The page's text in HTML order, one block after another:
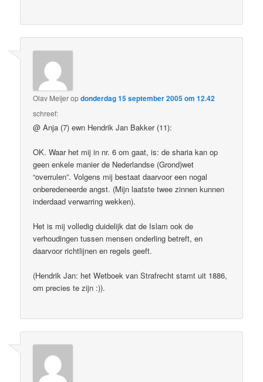
Olav Meijeropdonderdag 15 september 2005 om 12.42
schreef:
@ Anja (7) ewn Hendrik Jan Bakker (11):
OK. Waar het mij in nr. 6 om gaat, is: de sharia kan op
geen enkele manier de Nederlandse (Grond)wet
“overrulen”. Volgens mij bestaat daarvoor een nogal
onberedeneerde angst. (Mijn laatste twee zinnen kunnen
inderdaad verwarring wekken).
Het is mij volledig duidelijk dat de Islam ook de
verhoudingen tussen mensen onderling betreft, en
daarvoor richtlijnen en regels geeft.
(Hendrik Jan: het Wetboek van Strafrecht stamt uit 1886,
om precies te zijn :)).